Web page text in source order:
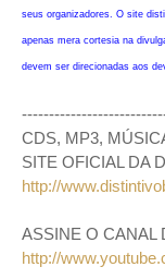
seus organizadores. O site
apenas mera cortesia na
devem ser direcionadas aos
CDS, MP3,
SITE OFICIAL DA
http://
ASSINE O CANAL
http://